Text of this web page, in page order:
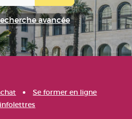
avancée
Se former en ligne